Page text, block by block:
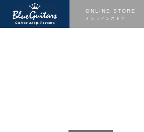
ONLINE STORE
オンラインストア